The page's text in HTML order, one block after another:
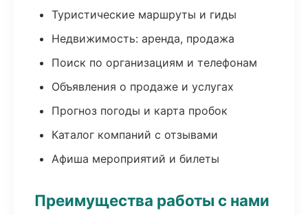
Туристические маршруты и гиды
Недвижимость: аренда, продажа
Поиск по организациям и телефонам
Объявления о продаже и услугах
Прогноз погоды и карта пробок
Каталог компаний с отзывами
Афиша мероприятий и билеты
Преимущества работы с нами